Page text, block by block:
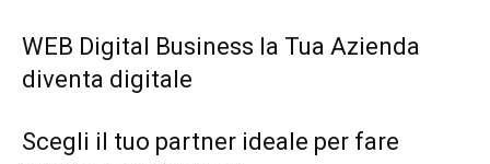
WEB Digital Business la Tua Azienda
diventa digitale
Scegli il tuo partner ideale per fare